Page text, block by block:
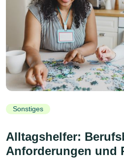
Sonstiges
Alltagshelfer:
Anforderungen und